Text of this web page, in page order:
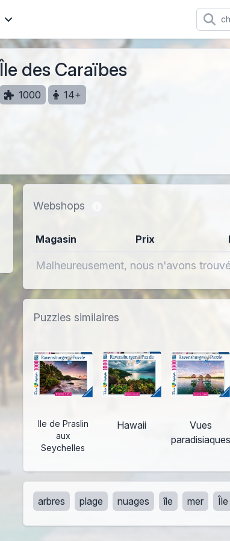
Île des Caraïbes
1000 14+
Webshops
Magasin Prix
Malheureusement, nous n'avons
Puzzles similaires
Ile de Praslin
aux
Seychelles
Hawaii
Vues
paradisiaques
arbres plage nuages île mer Île